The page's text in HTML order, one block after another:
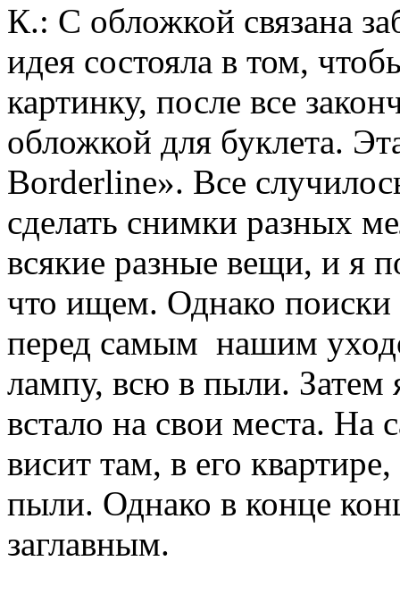
К.: С обложкой связана
идея состояла в том,
картинку, после все
обложкой для буклета.
Borderline». Все
сделать снимки разных
всякие разные вещи, и я
что ищем. Однако поиски
перед самым нашим
лампу, всю в пыли. Затем
встало на свои места. На
висит там, в его
пыли. Однако в конце
заглавным.